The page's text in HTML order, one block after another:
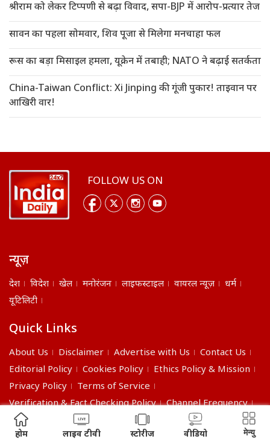
श्रीराम को लेकर टिप्पणी से बढ़ा विवाद, सपा-BJP में आरोप-प्रत्यार तेज
सावन का पहला सोमवार, शिव पूजा से मिलेगा मनचाहा फल
रूस का बड़ा मिसाइल हमला, यूक्रेन में तबाही; NATO ने बढ़ाई सतर्कता
China-Taiwan Conflict: Xi Jinping की गूंजी पुकार! ताइवान पर
आखिरी वार!
FOLLOW US ON
न्यूज़
देश विदेश खेल मनोरंजन लाइफस्टाइल वायरल न्यूज़
धर्म
यूटिलिटी
Quick Links
About Us Disclaimer Advertise with Us
Contact Us
Editorial Policy
Cookies Policy
Ethics Policy & Mission
Privacy Policy
Terms of Service
Verification & Fact Checking Policy
Channel Frequency
©2026 India Daily. All right reserved.
होम लाइव टीवी स्टोरीज वीडियो मेन्यु